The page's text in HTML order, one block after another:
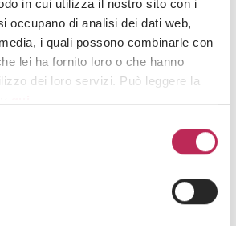
in cui utilizza il nostro sito con i
occupano di analisi dei dati web,
i quali possono combinarle con
lei ha fornito loro o che hanno
dei loro servizi. Può leggere la
questo banner, cliccando in
o accedendo ad un’altra pagina del